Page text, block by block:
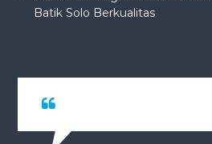
Batik Solo Berkualitas